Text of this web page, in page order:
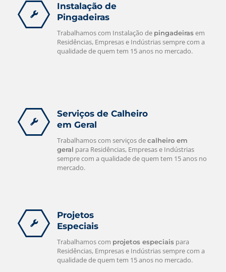
Instalação de
Pingadeiras
Trabalhamos com Instalação de pingadeirasem
Residências, Empresas e Indústrias sempre com a
qualidade de quem tem 15 anos no mercado.
Serviços de Calheiro
em Geral
Trabalhamos com serviços decalheiro em
geral para Residências, Empresas e Indústrias
sempre com a qualidade de quem tem 15 anos no
mercado.
Projetos
Especiais
Trabalhamos com projetos especiais para
Residências, Empresas e Indústrias sempre com a
qualidade de quem tem 15 anos no mercado.